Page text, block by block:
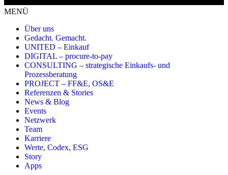
MENÜ
Über uns
Gedacht. Gemacht.
UNITED – Einkauf
DIGITAL – procure-to-pay
CONSULTING – strategische Einkaufs- und
Prozessberatung
PROJECT – FF&E, OS&E
Referenzen & Stories
News & Blog
Events
Netzwerk
Team
Karriere
Werte, Codex, ESG
Story
Apps